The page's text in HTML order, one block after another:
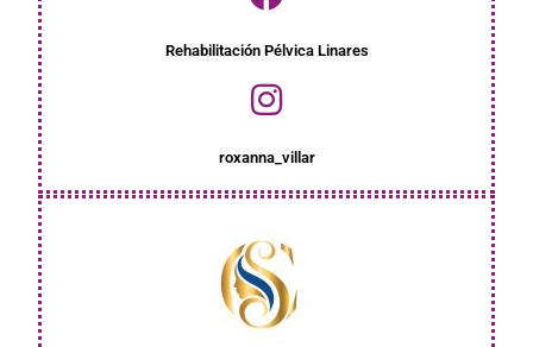
Rehabilitación Pélvica Linares
roxanna_villar